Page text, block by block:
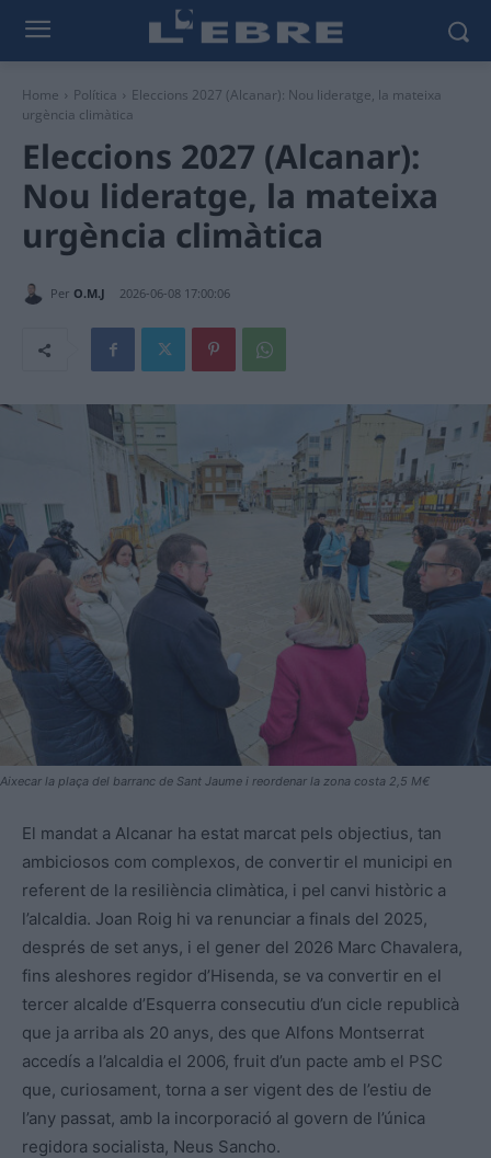
Home Política
Eleccions 2027 (Alcanar): Nou lideratge, la mateixa
urgència climàtica
Eleccions 2027 (Alcanar):
Nou lideratge, la mateixa
urgència climàtica
Per O.M.J 2026-06-08 17:00:06
Aixecar la plaça del barranc de Sant Jaume i reordenar la zona costa 2,5 M€
El mandat a Alcanar ha estat marcat pels objectius, tan
ambiciosos com complexos, de convertir el municipi en
referent de la resiliència climàtica, i pel canvi històric a
l’alcaldia. Joan Roig hi va renunciar a finals del 2025,
després de set anys, i el gener del 2026 Marc Chavalera,
fins aleshores regidor d’Hisenda, se va convertir en el
tercer alcalde d’Esquerra consecutiu d’un cicle republicà
que ja arriba als 20 anys, des que Alfons Montserrat
accedís a l’alcaldia el 2006, fruit d’un pacte amb el PSC
que, curiosament, torna a ser vigent des de l’estiu de
l’any passat, amb la incorporació al govern de l’única
regidora socialista, Neus Sancho.